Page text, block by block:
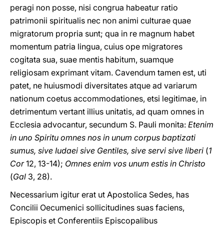
peragi non posse, nisi congrua habeatur ratio
patrimonii spiritualis nec non animi culturae quae
migratorum propria sunt; qua in re magnum habet
momentum patria lingua, cuius ope migratores
cogitata sua, suae mentis habitum, suamque
religiosam exprimant vitam. Cavendum tamen est, uti
patet, ne huiusmodi diversitates atque ad variarum
nationum coetus accommodationes, etsi legitimae, in
detrimentum vertant illius unitatis, ad quam omnes in
Ecclesia advocantur, secundum S. Pauli monita: Etenim
in uno Spiritu omnes nos in unum corpus baptizati
sumus, sive Iudaei sive Gentiles, sive servi sive liberi (1
Cor12, 13-14); Omnes enim vos unum estis in Christo
(Gal 3, 28).
Necessarium igitur erat ut Apostolica Sedes, has
Concilii Oecumenici sollicitudines suas faciens,
Episcopis et Conferentiis Episcopalibus